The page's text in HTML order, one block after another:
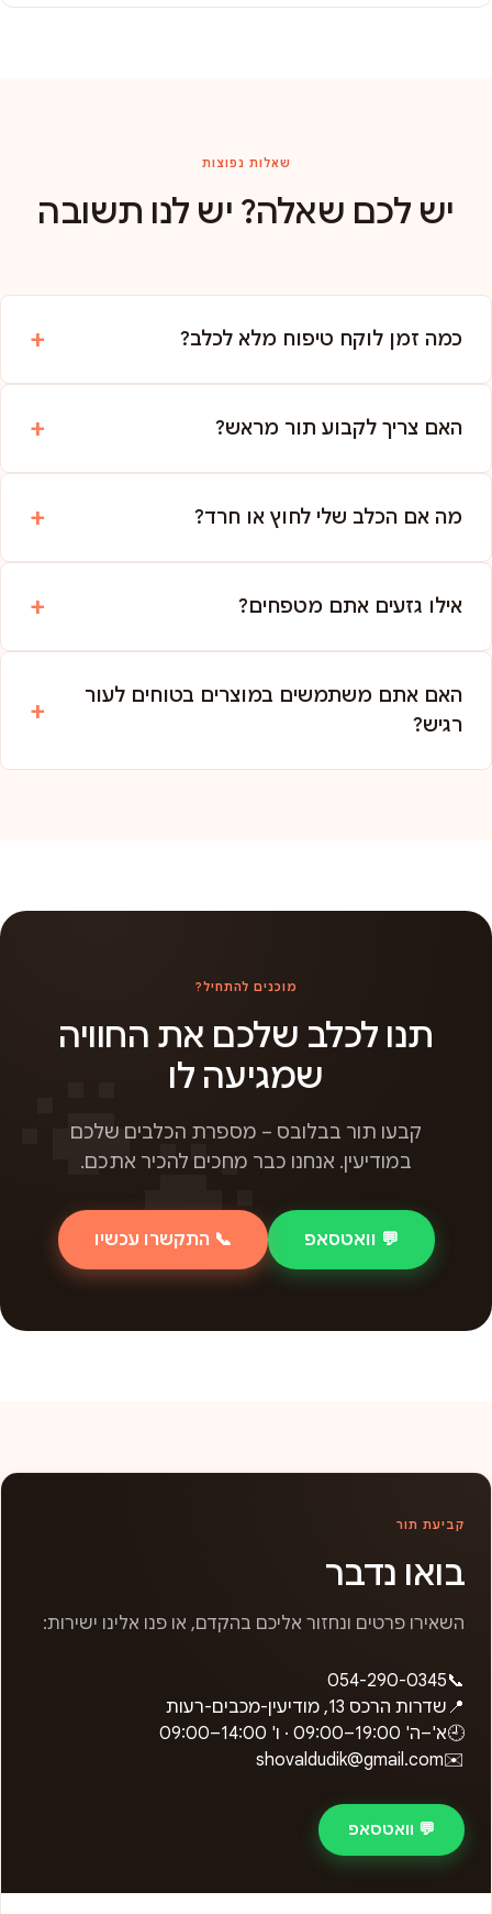
שאלות נפוצות
יש לכם שאלה? יש לנו תשובה
כמה זמן לוקח טיפוח מלא לכלב?
האם צריך לקבוע תור מראש?
מה אם הכלב שלי לחוץ או חרד?
אילו גזעים אתם מטפחים?
האם אתם משתמשים במוצרים בטוחים לעור
רגיש?
מוכנים להתחיל?
תנו לכלב שלכם את החוויה
שמגיעה לו
קבעו תור בבלובס – מספרת הכלבים שלכם
במודיעין. אנחנו כבר מחכים להכיר אתכם.
💬 וואטסאפ 📞 התקשרו עכשיו
קביעת תור
בואו נדבר
השאירו פרטים ונחזור אליכם בהקדם, או פנו אלינו ישירות:
📞
054-290-0345
📍 שדרות הרכס 13, מודיעין-מכבים-רעות
🕘א'–ה' 09:00–19:00 · ו' 09:00–14:00
✉️
shovaldudik@gmail.com
💬 וואטסאפ